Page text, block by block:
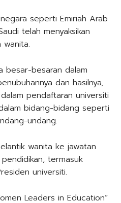
seperti Emiriah Arab
telah menyaksikan
wanita.
besar-besaran dalam
dan hasilnya,
pendaftaran universiti
bidang-bidang seperti
undang.
wanita ke jawatan
termasuk
universiti.
Leaders in Education”